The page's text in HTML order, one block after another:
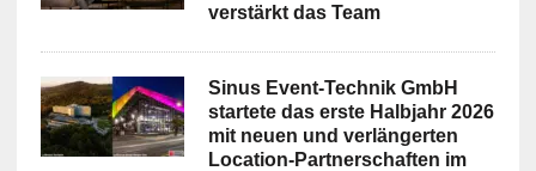
verstärkt das Team
Sinus Event-Technik GmbH
startete das erste Halbjahr 2026
mit neuen und verlängerten
Location-Partnerschaften im